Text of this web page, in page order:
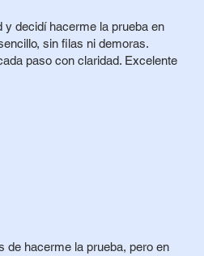
y decidí hacerme la prueba en
sin filas ni demoras.
paso con claridad. Excelente
de hacerme la prueba, pero en